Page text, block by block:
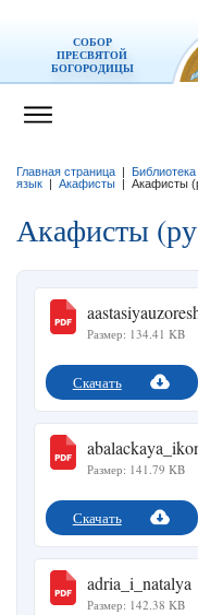
СОБОР
ПРЕСВЯТОЙ
БОГОРОДИЦЫ
Главная страница Библиотека
язык
Акафисты Акафисты
Акафисты
Размер: 134.41 KB
Скачать
Размер: 141.79 KB
Скачать
adria_i_natalya
Размер: 142.38 KB